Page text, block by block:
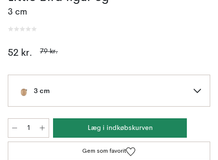
3 cm
52 kr. 79 kr.
3 cm
Læg i indkøbskurven
Gem som favorit